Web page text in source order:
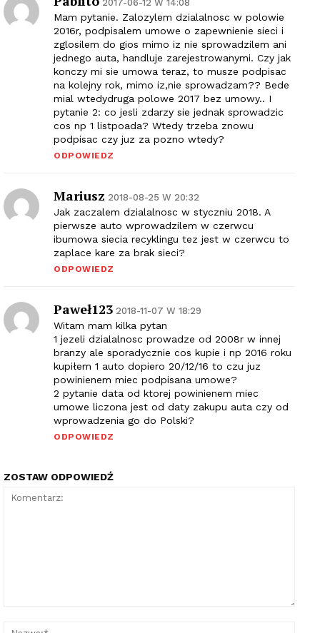
2017-06-12 W 14:08
Mam pytanie. Zalozylem dzialalnosc w polowie
2016r, podpisalem umowe o zapewnienie sieci i
zglosilem do gios mimo iz nie sprowadzilem ani
jednego auta, handluje zarejestrowanymi. Czy jak
konczy mi sie umowa teraz, to musze podpisac
na kolejny rok, mimo iz,nie sprowadzam?? Bede
mial wtedydruga polowe 2017 bez umowy.. I
pytanie 2: co jesli zdarzy sie jednak sprowadzic
cos np 1 listpoada? Wtedy trzeba znowu
podpisac czy juz za pozno wtedy?
ODPOWIEDZ
Mariusz 2018-08-25 W 20:32
Jak zaczalem dzialalnosc w styczniu 2018. A
pierwsze auto wprowadzilem w czerwcu
ibumowa siecia recyklingu tez jest w czerwcu to
zaplace kare za brak sieci?
ODPOWIEDZ
Paweł123 2018-11-07 W 18:29
Witam mam kilka pytan
1 jezeli dzialalnosc prowadze od 2008r w innej
branzy ale sporadycznie cos kupie i np 2016 roku
kupiłem 1 auto dopiero 20/12/16 to czu juz
powinienem miec podpisana umowe?
2 pytanie data od ktorej powinienem miec
umowe liczona jest od daty zakupu auta czy od
wprowadzenia go do Polski?
ODPOWIEDZ
ZOSTAW ODPOWIEDŹ